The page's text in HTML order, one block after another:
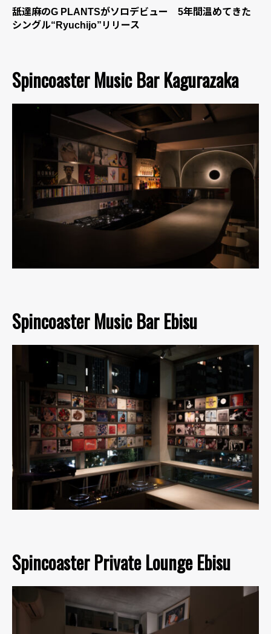
舐達麻のG PLANTSがソロデビュー 5年間温めてきた
シングル“Ryuchijo”リリース
Spincoaster Music Bar Kagurazaka
Spincoaster Music Bar Ebisu
Spincoaster Private Lounge Ebisu